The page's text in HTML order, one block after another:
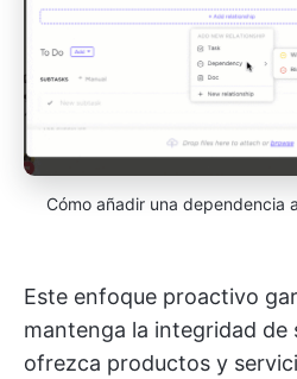
Cómo añadir una dependencia
Este enfoque proactivo
mantenga la integridad de
ofrezca productos y